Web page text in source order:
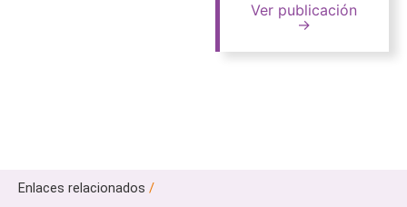
Ver publicación
→
Enlaces relacionados /